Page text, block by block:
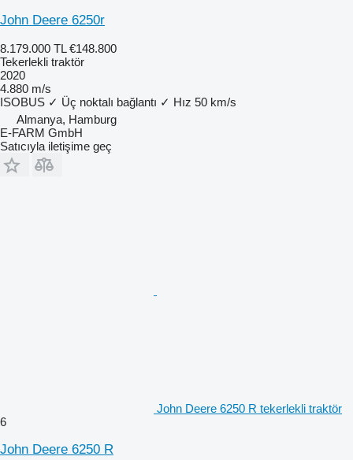
John Deere 6250r
8.179.000 TL €148.800
Tekerlekli traktör
2020
4.880 m/s
ISOBUS ✓ Üç noktalı bağlantı ✓ Hız 50 km/s
Almanya, Hamburg
E-FARM GmbH
Satıcıyla iletişime geç
John Deere 6250 R tekerlekli traktör
6
John Deere 6250 R